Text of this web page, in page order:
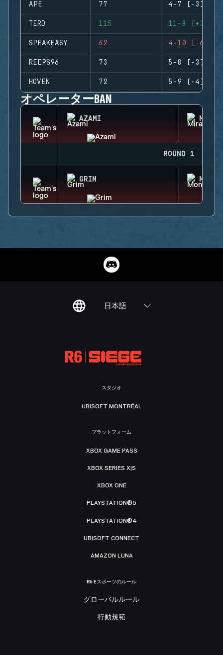
APE 77 4-7 (-3)
TERD 115 11-8 (+3)
SPEAKEASY 62 4-10 (-6)
REEPS96 73 5-8 (-3)
HOVEN 72 5-9 (-4)
オペレーターBAN
AZAMI MIRA
ROUND 1
GRIM
日本語
スタジオ
UBISOFT MONTRÉAL
プラットフォーム
XBOX GAME PASS
XBOX SERIES X|S
XBOX ONE
PLAYSTATION®5
PLAYSTATION®4
UBISOFT CONNECT
AMAZON LUNA
R6 Eスポーツのルール
グローバルルール
行動規範